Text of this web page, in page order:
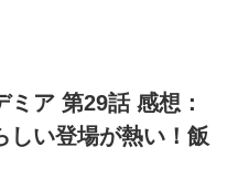
ろってｗｗｗｗｗ
都動乱 第33話の感想
るなら何処がいいか問題！
ア 第29話 感想：
しい登場が熱い！飯